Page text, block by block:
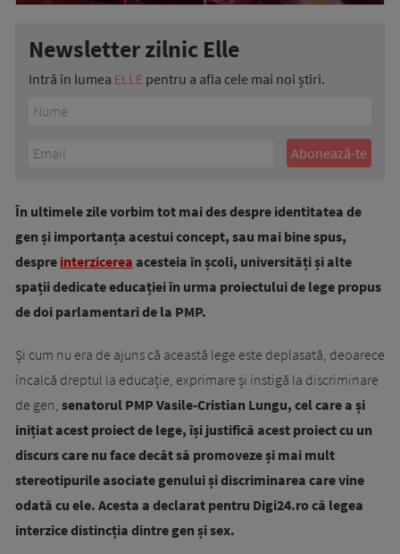
Newsletter zilnic Elle
Intră în lumea ELLE pentru a afla cele mai noi știri.
În ultimele zile vorbim tot mai des despre identitatea de
gen și importanța acestui concept, sau mai bine spus,
despre interzicerea acesteia în școli, universități și alte
spații dedicate educației în urma proiectului de lege propus
de doi parlamentari de la PMP.
Și cum nu era de ajuns că această lege este deplasată, deoarece
încalcă dreptul la educație, exprimare și instigă la discriminare
de gen, senatorul PMP Vasile-Cristian Lungu, cel care a și
inițiat acest proiect de lege, își justifică acest proiect cu un
discurs care nu face decât să promoveze și mai mult
stereotipurile asociate genului și discriminarea care vine
odată cu ele. Acesta a declarat pentru Digi24.ro că legea
interzice distincția dintre gen și sex.